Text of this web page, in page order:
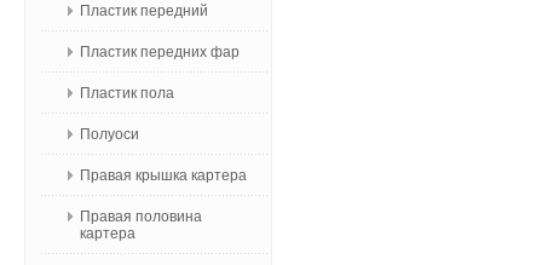
Пластик передний
Пластик передних фар
Пластик пола
Полуоси
Правая крышка картера
Правая половина
картера